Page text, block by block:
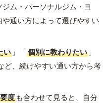
ム・パーソナルジム・ヨ
通い方によって選びやすい
い 」「個別に教わりたい 」
ど、続けやすい通い方から考
度 も合わせて見ると、自分